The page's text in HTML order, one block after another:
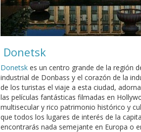
Donetsk
Donetsk es un centro grande de la región
industrial de Donbass y el corazón de la
de los turistas el viaje a esta ciudad,
las películas fantásticas filmadas en
multisecular y rico patrimonio histórico y
que todos los lugares de interés de la
encontrarás nada semejante en Europa o